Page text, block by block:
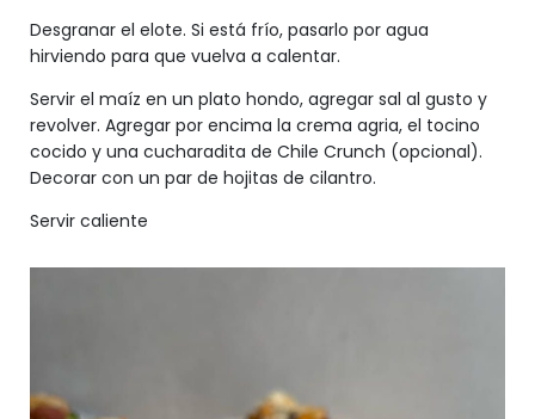
Desgranar el elote. Si está frío, pasarlo por agua
hirviendo para que vuelva a calentar.
Servir el maíz en un plato hondo, agregar sal al gusto y
revolver. Agregar por encima la crema agria, el tocino
cocido y una cucharadita de Chile Crunch (opcional).
Decorar con un par de hojitas de cilantro.
Servir caliente